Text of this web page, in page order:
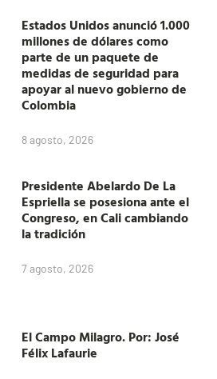
Estados Unidos anunció 1.000
millones de dólares como
parte de un paquete de
medidas de seguridad para
apoyar al nuevo gobierno de
Colombia
8 agosto, 2026
Presidente Abelardo De La
Espriella se posesiona ante el
Congreso, en Cali cambiando
la tradición
7 agosto, 2026
El Campo Milagro. Por: José
Félix Lafaurie